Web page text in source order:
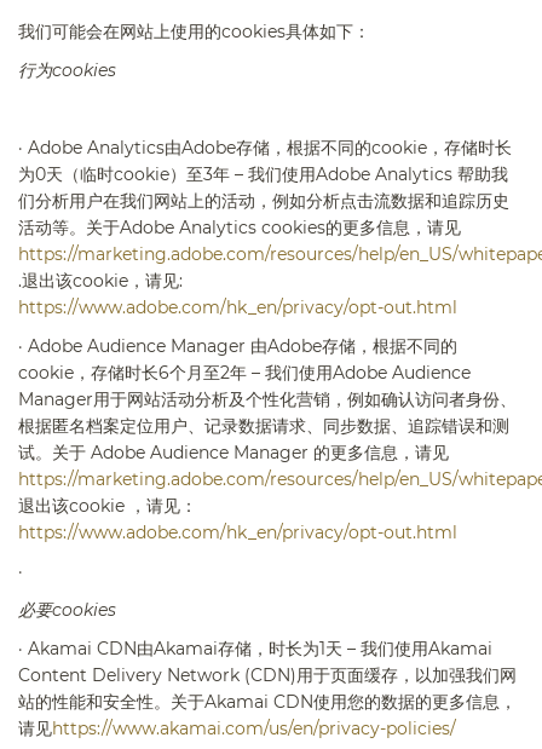
我们可能会在网站上使用的cookies具体如下：
行为cookies
· Adobe Analytics由Adobe存储，根据不同的cookie ，存储时长
为0天（临时cookie）至3年 – 我们使用Adobe Analytics 帮助我
们分析用户在我们网站上的活动，例如分析点击流数据和追踪历史
活动等。关于Adobe Analytics cookies的更多信息，请见
https://marketing.adobe.com/resources/help/en_US/
.退出该cookie ，请见:
https://www.adobe.com/hk_en/privacy/opt-out.html
· Adobe Audience Manager 由Adobe存储，根据不同的
cookie ，存储时长6个月至2年 – 我们使用Adobe Audience
Manager用于网站活动分析及个性化营销，例如确认访问者身份、
根据匿名档案定位用户、记录数据请求、同步数据、追踪错误和测
试。关于 Adobe Audience Manager 的更多信息，请见
https://marketing.adobe.com/resources/help/en_US/
退出该cookie ，请见：
https://www.adobe.com/hk_en/privacy/opt-out.html
·
必要cookies
· Akamai CDN由Akamai存储，时长为1天 – 我们使用Akamai
Content Delivery Network (CDN)用于页面缓存，以加强我们网
站的性能和安全性。关于Akamai CDN使用您的数据的更多信息，
请见https://www.akamai.com/us/en/privacy-policies/